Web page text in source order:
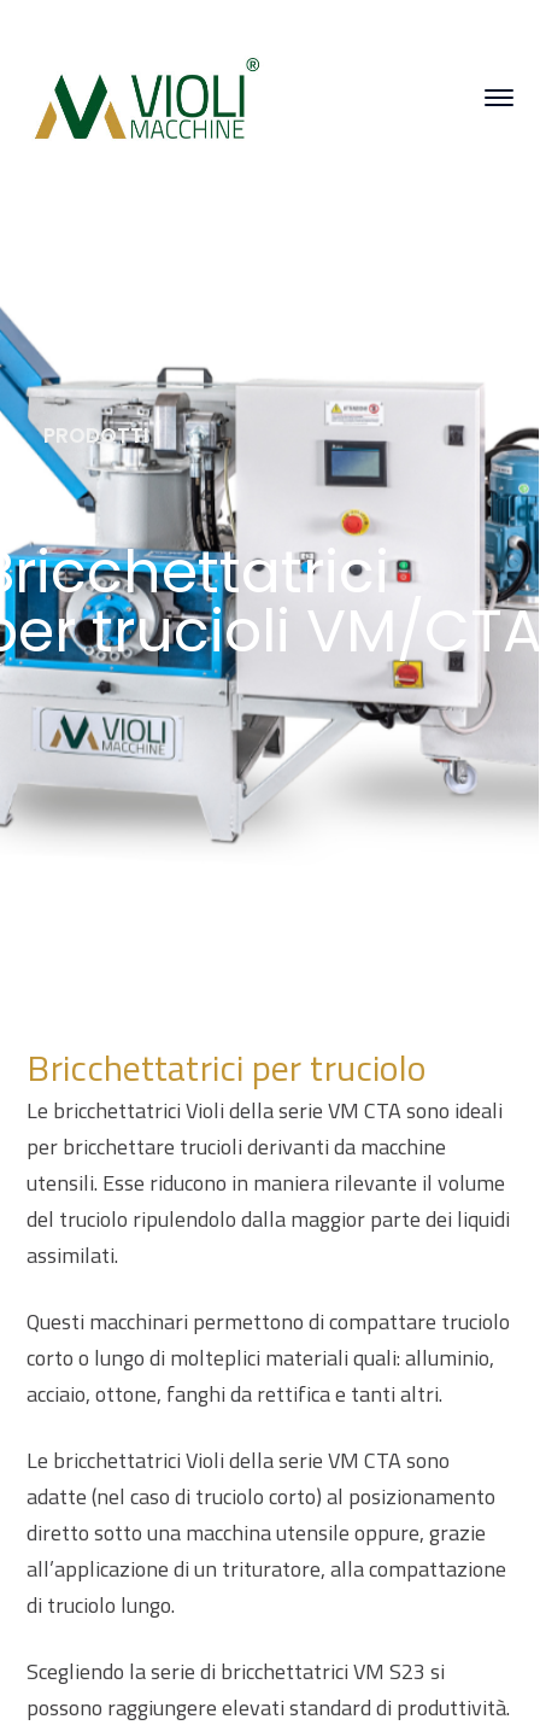
trucioli VM/
PRODOTTI
Bricchettatrici per truciolo
Le bricchettatrici Violi della serie VM CTA sono ideali
per bricchettare trucioli derivanti da macchine
utensili. Esse riducono in maniera rilevante il volume
del truciolo ripulendolo dalla maggior parte dei liquidi
assimilati.
Questi macchinari permettono di compattare truciolo
corto o lungo di molteplici materiali quali: alluminio,
acciaio, ottone, fanghi da rettifica e tanti altri.
Le bricchettatrici Violi della serie VM CTA sono
adatte (nel caso di truciolo corto) al posizionamento
diretto sotto una macchina utensile oppure, grazie
all’applicazione di un trituratore, alla compattazione
di truciolo lungo.
Scegliendo la serie di bricchettatrici VM S23 si
possono raggiungere elevati standard di produttività.